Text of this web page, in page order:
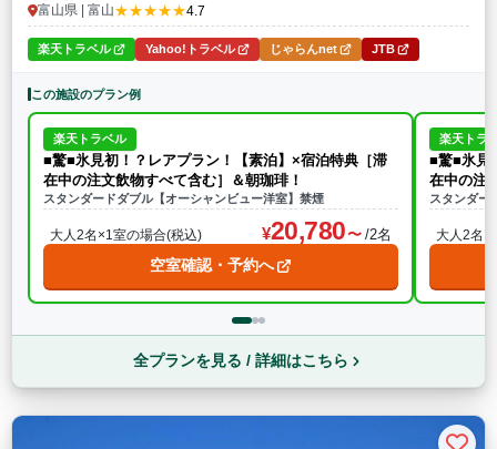
富山県 | 富山★★★★★4.7
楽天トラベル Yahoo!トラベル じゃらんnet JTB
この施設のプラン例
楽天トラベル
■驚■氷見初！？レアプラン！【素泊】×宿泊特典［滞
在中の注文飲物すべて含む］＆朝珈琲！
スタンダードダブル【オーシャンビュー洋室】禁煙
大人2名×1室の場合(税込) 20,780 /2名
空室確認・予約へ
楽天トラ
■驚■氷見
在中の注
スタンダー
大人2名
全プランを見る / 詳細はこちら